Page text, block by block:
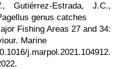
Gutiérrez-Estrada, J.C.,
genus catches
Fishing Areas 27 and 34:
Marine
j.marpol.2021.104912.